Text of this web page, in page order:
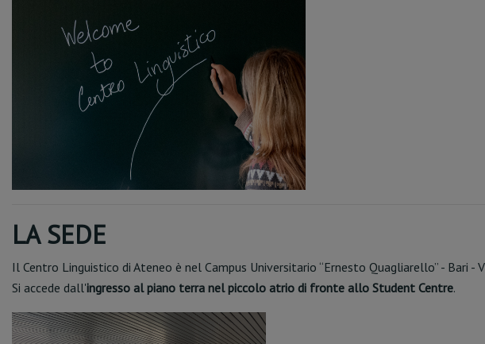
LA SEDE
Il Centro Linguistico di Ateneo è nel Campus Universitario “Ernesto Quagliarello” - Bari -
Si accede dall'ingresso al piano terra nel piccolo atrio di fronte allo Student Centre.